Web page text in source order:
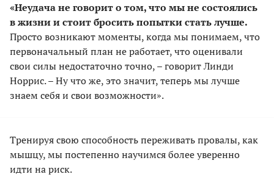
«Неудача не говорит о том, что мы не состоялись
в жизни и стоит бросить попытки стать лучше.
Просто возникают моменты, когда мы понимаем, что
первоначальный план не работает, что оценивали
свои силы недостаточно точно, – говорит Линди
Норрис. – Ну что же, это значит, теперь мы лучше
знаем себя и свои возможности».
Тренируя свою способность переживать провалы, как
мышцу, мы постепенно научимся более уверенно
идти на риск.